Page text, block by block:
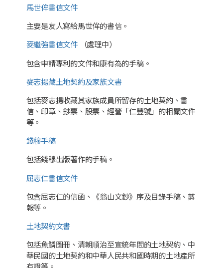
馬世侔書信文件
主要是友人寫給馬世侔的書信。
麥繼強書信文件（處理中）
包含申請專利的文件和康有為的手稿。
麥志揚藏土地契約及家族文書
包括麥志揚收藏其家族成員所留存的土地契約、書
信、印章、鈔票、股票、經營「仁豐號」的相關文件
等。
錢穆手稿
包括錢穆出版著作的手稿。
屈志仁書信文件
包含屈志仁的信函、《翁山文鈔》序及目錄手稿、剪
報等。
土地契約文書
包括魚鱗圖冊、清朝順治至宣統年間的土地契約、中
華民國的土地契約和中華人民共和國時期的土地產所